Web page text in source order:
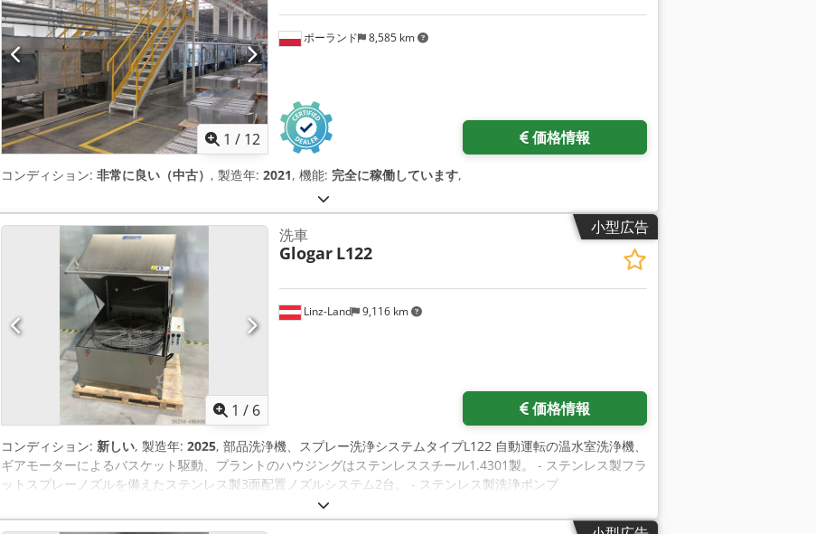
1 / 12
ポーランド 8,585 km
価格情報
コンディション: 非常に良い（中古） , 製造年: 2021, 機能: 完全に稼働しています,
小型広告
1 / 6
Linz-Land 9,116 km
洗車
Glogar L122
価格情報
コンディション: 新しい, 製造年: 2025, 部品洗浄機、スプレー洗浄システムタイプL122 自動運転の温水室洗浄機、
ギアモーターによるバスケット駆動、プラントのハウジングはステンレススチール1.4301製。 - ステンレス製フラ
ットスプレーノズルを備えたステンレス製3面配置ノズルシステム2台。 - ステンレス製洗浄ポンプ
（Xylem/Lowara）2台。 - 空運転防止のためのレベルコントロール - ポンプ保護用サクションフィルター2個 - バ
スメンテナンス用オイルスキマー - バスケットの直径: 1.150 mm - 有効高さ: 700 mm Dsdpfxef Dy Rwe Am Ejck